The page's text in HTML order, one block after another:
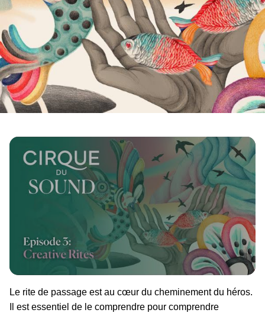
Le rite de passage est au cœur du cheminement du héros.
Il est essentiel de le comprendre pour comprendre